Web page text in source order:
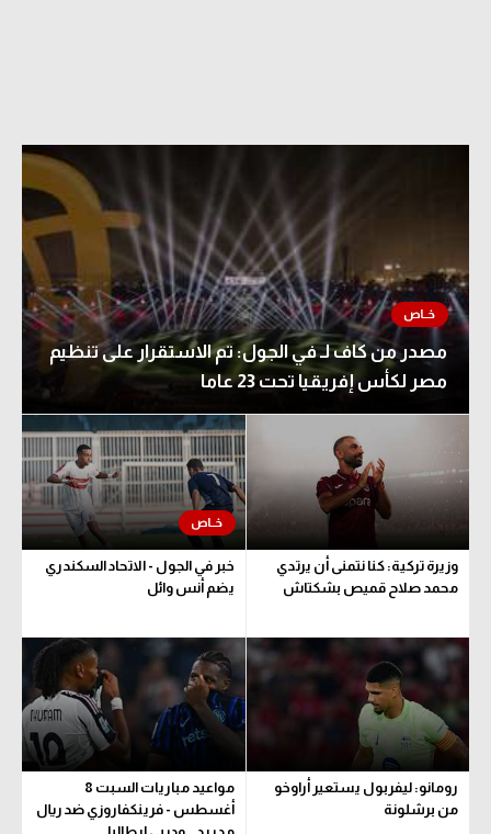
مصدر من كاف لـ في الجول: تم الاستقرار على تنظيم
مصر لكأس إفريقيا تحت 23 عاما
وزيرة تركية: كنا نتمنى أن يرتدي
محمد صلاح قميص بشكتاش
خبر في الجول - الاتحاد السكندري
يضم أنس وائل
رومانو: ليفربول يستعير أراوخو
من برشلونة
مواعيد مباريات السبت 8
أغسطس - فرينكفاروزي ضد ريال